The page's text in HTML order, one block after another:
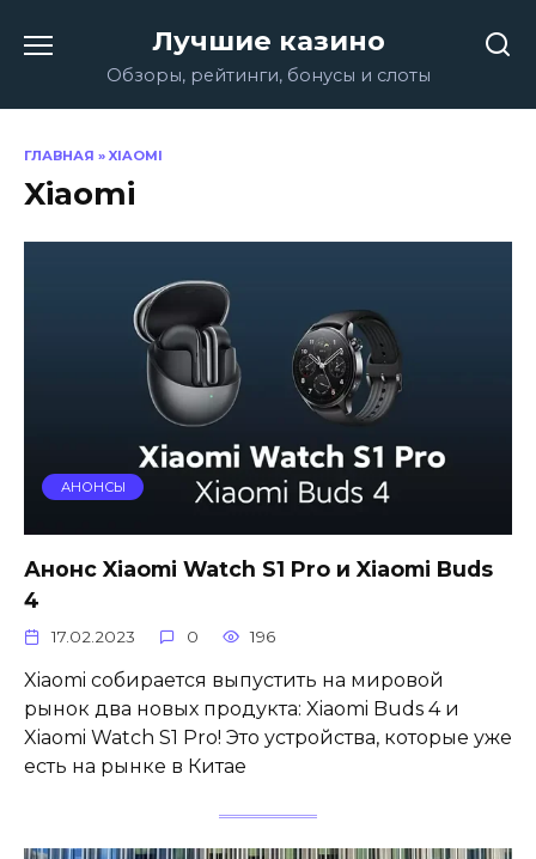
содержанию
Лучшие казино
Обзоры, рейтинги, бонусы и слоты
ГЛАВНАЯ » XIAOMI
Xiaomi
АНОНСЫ
Анонс Xiaomi Watch S1 Pro и Xiaomi Buds
4
17.02.2023 0 196
Xiaomi собирается выпустить на мировой
рынок два новых продукта: Xiaomi Buds 4 и
Xiaomi Watch S1 Pro! Это устройства, которые уже
есть на рынке в Китае